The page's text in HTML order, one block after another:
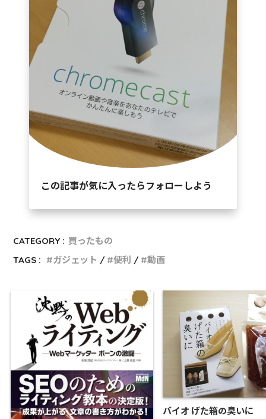
この記事が気に入ったらフォローしよう
CATEGORY : 買ったもの
TAGS :
ガジェット 便利 動画
バイオ げた箱の臭いに